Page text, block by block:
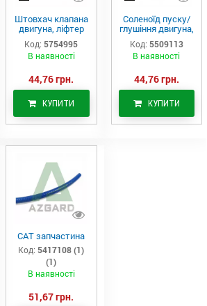
Штовхач клапана
двигуна, ліфтер
(575-4995)
Код: 5754995
В наявності
44,76 грн.
КУПИТИ
Соленоїд пуску/
глушіння двигуна,
актуатор (550-
9113)
Код: 5509113
В наявності
44,76 грн.
КУПИТИ
САТ запчастина
Код: 5417108 (1)
(1)
В наявності
51,67 грн.